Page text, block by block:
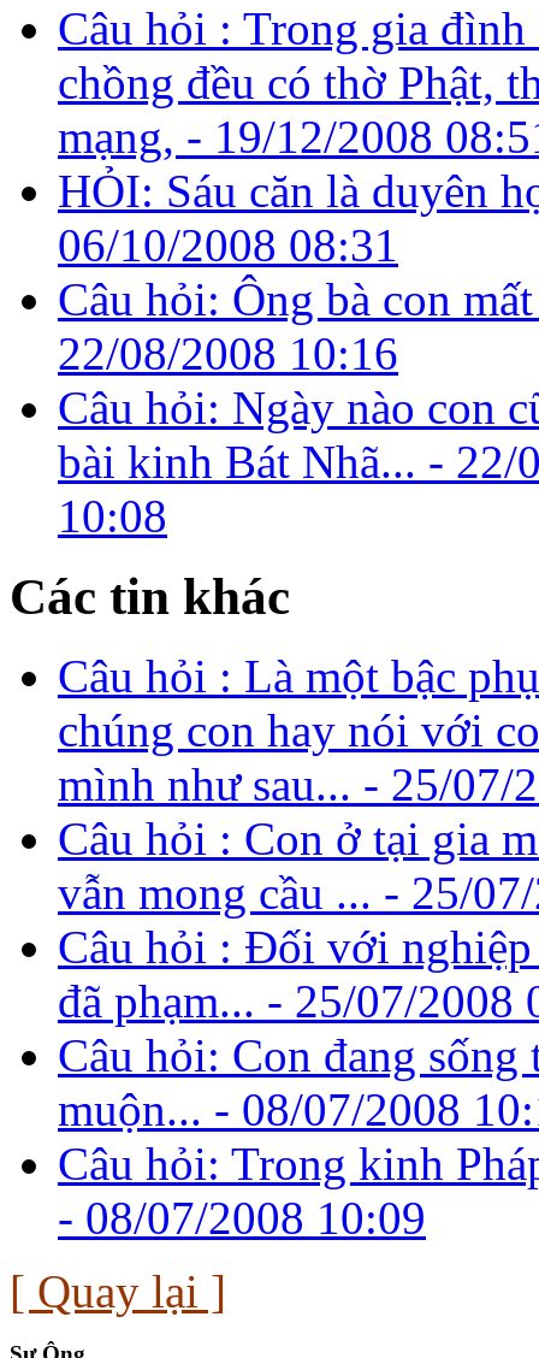
Câu hỏi : Trong gia đình
chồng đều có thờ Phật,
mạng, - 19/12/2008
HỎI: Sáu căn là duyên
06/10/2008 08:31
Câu hỏi: Ông bà con
22/08/2008 10:16
Câu hỏi: Ngày nào con
bài kinh Bát Nhã... - 22/
10:08
Các tin khác
Câu hỏi : Là một bậc
chúng con hay nói với
mình như sau... - 25/07/
Câu hỏi : Con ở tại gia
vẫn mong cầu ... - 25/
Câu hỏi : Đối với nghiệp
đã phạm... - 25/07/2008
Câu hỏi: Con đang sống
muộn... - 08/07/2008
Câu hỏi: Trong kinh
- 08/07/2008 10:09
[ Quay lại ]